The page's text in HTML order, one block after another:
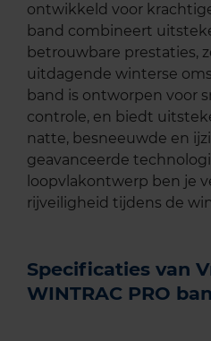
ontwikkeld voor
band combineert
betrouwbare prestaties,
uitdagende winterse
band is ontworpen voor
controle, en biedt
natte, besneeuwde en
geavanceerde
loopvlakontwerp ben je
rijveiligheid tijdens de
Specificaties van
WINTRAC PRO